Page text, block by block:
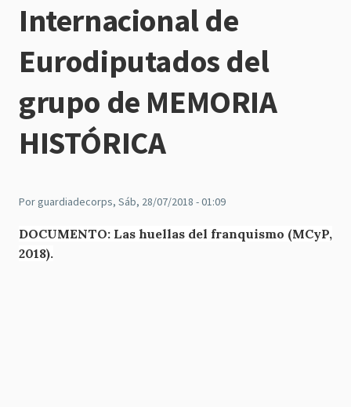
Internacional de
Eurodiputados del
grupo de MEMORIA
HISTÓRICA
Porguardiadecorps, Sáb, 28/07/2018 - 01:09
DOCUMENTO: Las huellas del franquismo (MCyP,
2018).